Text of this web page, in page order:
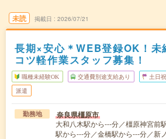
未読 掲載日 2026/07/21
長期×安心＊WEB登録OK！未
コツ軽作業スタッフ募集！
職種未経験OK 交通費別途支給あり 土日
派遣
勤務地 奈良県橿原市
大和八木駅から---分／橿原神宮前
駅から---分／金橋駅から---分／新